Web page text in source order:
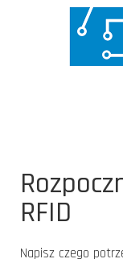
RFID
Napisz czego